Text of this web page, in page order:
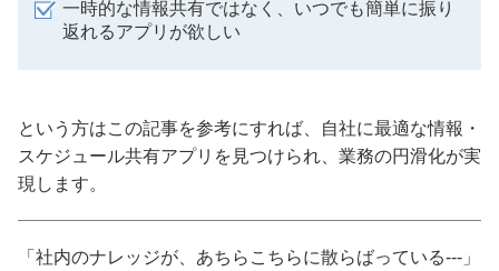
一時的な情報共有ではなく、いつでも簡単に振り
返れるアプリが欲しい
という方はこの記事を参考にすれば、自社に最適な情報・
スケジュール共有アプリを見つけられ、業務の円滑化が実
現します。
「社内のナレッジが、あちらこちらに散らばっている---」